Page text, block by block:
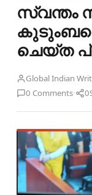
സ്വന്തം
ചെയ്ത
Global Indian
0 Comments· 0